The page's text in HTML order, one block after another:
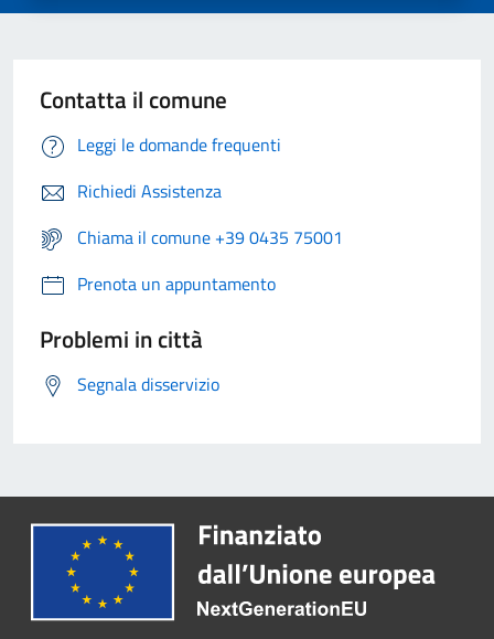
Contatta il comune
Leggi le domande frequenti
Richiedi Assistenza
Chiama il comune +39 0435 75001
Prenota un appuntamento
Problemi in città
Segnala disservizio